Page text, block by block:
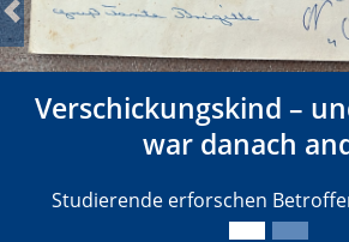
Verschickungskind –
war danach
Studierende erforschen
Previous